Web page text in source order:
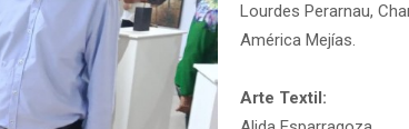
Lourdes Perarnau,
América Mejías.
Arte Textil: